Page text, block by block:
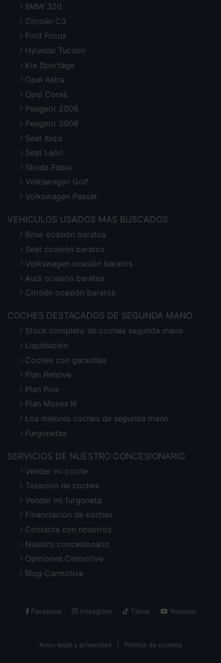
BMW 320
Citroën C3
Ford Focus
Hyundai Tucson
Kia Sportage
Opel Astra
Opel Corsa
Peugeot 2008
Peugeot 3008
Seat Ibiza
Seat León
Skoda Fabia
Volkswagen Golf
Volkswagen Passat
VEHÍCULOS USADOS MÁS BUSCADOS
Bmw ocasión baratos
Seat ocasión baratos
Volkswagen ocasión baratos
Audi ocasión baratos
Citroën ocasión baratos
COCHES DESTACADOS DE SEGUNDA MANO
Stock completo de coches segunda mano
Liquidación
Coches con garantías
Plan Renove
Plan Pive
Plan Moves III
Los mejores coches de segunda mano
Furgonetas
SERVICIOS DE NUESTRO CONCESIONARIO
Vender mi coche
Tasación de coches
Vender mi furgoneta
Financiación de coches
Contacta con nosotros
Nuestro concesionario
Opiniones Carmotive
Blog Carmotive
Facebook Instagram Tiktok Youtube
Aviso legal y privacidad Política de cookies